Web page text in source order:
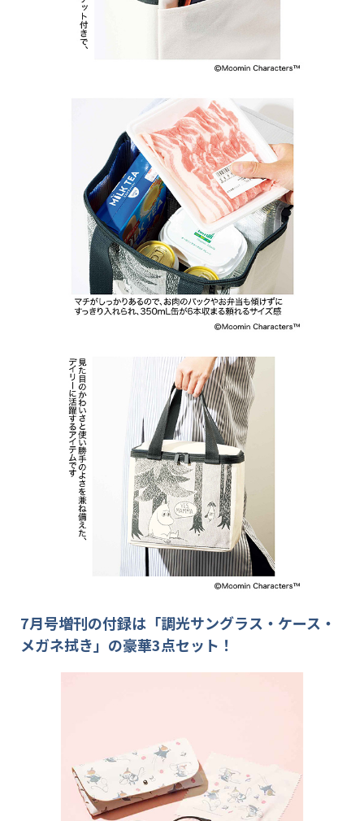
7月号増刊の付録は「調光サングラス・ケース・
メガネ拭き」の豪華3点セット！